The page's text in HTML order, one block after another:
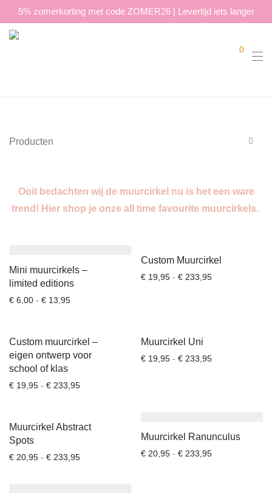
5% zomerkorting met code ZOMER26 | Levertijd iets langer
0
Producten
Klokken
Muurset klokken
Leerklok
Foto op klok
Hippe leerklok
Naamborden
Ovale naamborden
Uithangbord
Containerstickers
Ooit bedachten wij de muurcirkel nu is het een ware
trend! Hier shop je onze all time favourite muurcirkels.
Mini muurcirkels –
limited editions
€ 6,00 - € 13,95Prijsklasse: € 6,00 tot € 13,95
Custom Muurcirkel
€ 19,95 - € 233,95Prijsklasse: €
Custom muurcirkel –
eigen ontwerp voor
school of klas
€ 19,95 - € 233,95Prijsklasse: € 19,95 tot € 233,95
Muurcirkel Uni
€ 19,95 - € 233,95Prijsklasse: €
Muurcirkel Abstract
Spots
€ 20,95 - € 233,95Prijsklasse: € 20,95 tot € 233,95
Muurcirkel Ranunculus
€ 20,95 - € 233,95Prijsklasse: €